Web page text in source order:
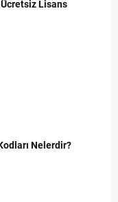
Lisans
Nelerdir?